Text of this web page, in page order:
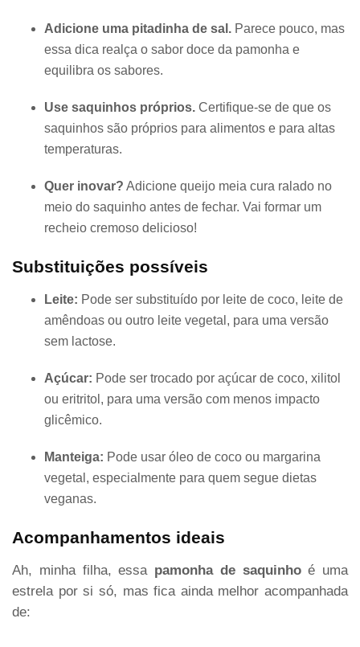
Adicione uma pitadinha de sal. Parece pouco, mas
essa dica realça o sabor doce da pamonha e
equilibra os sabores.
Use saquinhos próprios. Certifique-se de que os
saquinhos são próprios para alimentos e para altas
temperaturas.
Quer inovar? Adicione queijo meia cura ralado no
meio do saquinho antes de fechar. Vai formar um
recheio cremoso delicioso!
Substituições possíveis
Leite: Pode ser substituído por leite de coco, leite de
amêndoas ou outro leite vegetal, para uma versão
sem lactose.
Açúcar: Pode ser trocado por açúcar de coco, xilitol
ou eritritol, para uma versão com menos impacto
glicêmico.
Manteiga: Pode usar óleo de coco ou margarina
vegetal, especialmente para quem segue dietas
veganas.
Acompanhamentos ideais
Ah, minha filha, essa pamonha de saquinhoé uma
estrela por si só, mas fica ainda melhor acompanhada
de: